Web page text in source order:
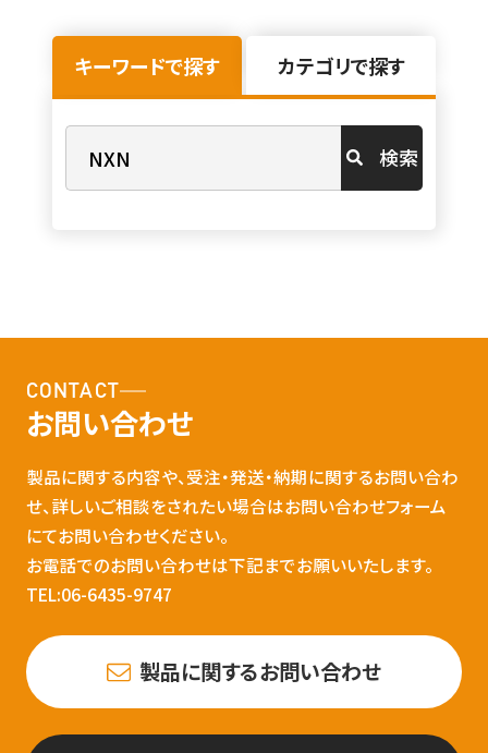
キーワードで探す カテゴリで探す
検索
CONTACT
お問い合わせ
製品に関する内容や、受注・発送・納期に関するお問い合わ
せ、詳しいご相談をされたい場合はお問い合わせフォーム
にてお問い合わせください。
お電話でのお問い合わせは下記までお願いいたします。
TEL:06-6435-9747
製品に関するお問い合わせ